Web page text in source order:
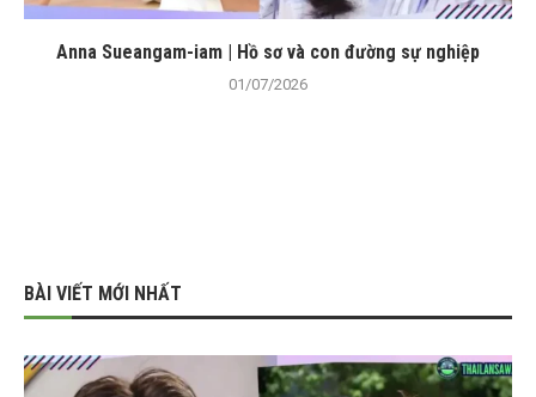
Anna Sueangam-iam | Hồ sơ và con đường sự nghiệp
01/07/2026
BÀI VIẾT MỚI NHẤT